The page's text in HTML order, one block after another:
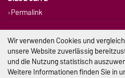
Permalink
Wir verwenden Cookies und
unsere Website zuverlässig
und die Nutzung statistisch
Weitere Informationen finden Sie in